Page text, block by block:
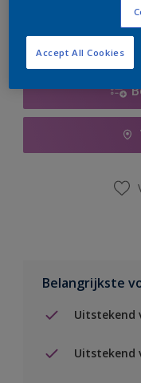
Belangrijkste
Uitstekend
Uitstekend
Accept All Cookies